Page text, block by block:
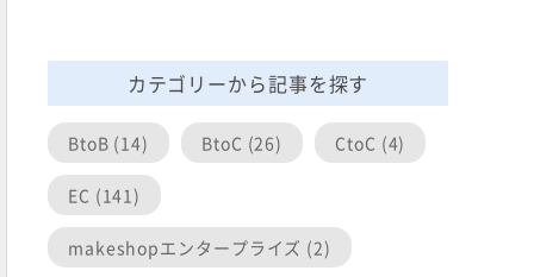
カテゴリーから記事を探す
BtoB (14) BtoC (26) CtoC (4)
EC (141)
makeshopエンタープライズ (2)